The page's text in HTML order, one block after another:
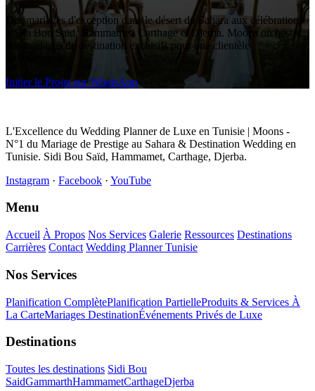
Des mariages d'exception dans le désert du Sahara aux célébrations
à Sidi Bou Saïd, Hammamet, Carthage et Djerba. Moons orchestre
des mariages de destination exclusifs pour une clientèle
Initier le Projet sur WhatsApp
L'Excellence du Wedding Planner de Luxe en Tunisie | Moons -
N°1 du Mariage de Prestige au Sahara & Destination Wedding en
Tunisie. Sidi Bou Saïd, Hammamet, Carthage, Djerba.
Instagram · Facebook · YouTube
Menu
Accueil À Propos Nos Services Galerie Ressources Destinations
Carrières Contact Wedding Planner Tunisie
Nos Services
Planification ComplètePlanification PartielleProduits & Services À
La CarteMariages DestinationÉvénements Privés de Luxe
Destinations
Toutes les destinations Sidi Bou
SaidGammarthHammametCarthageDjerba